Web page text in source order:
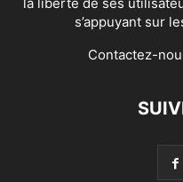
s’appuyant sur
Contactez-